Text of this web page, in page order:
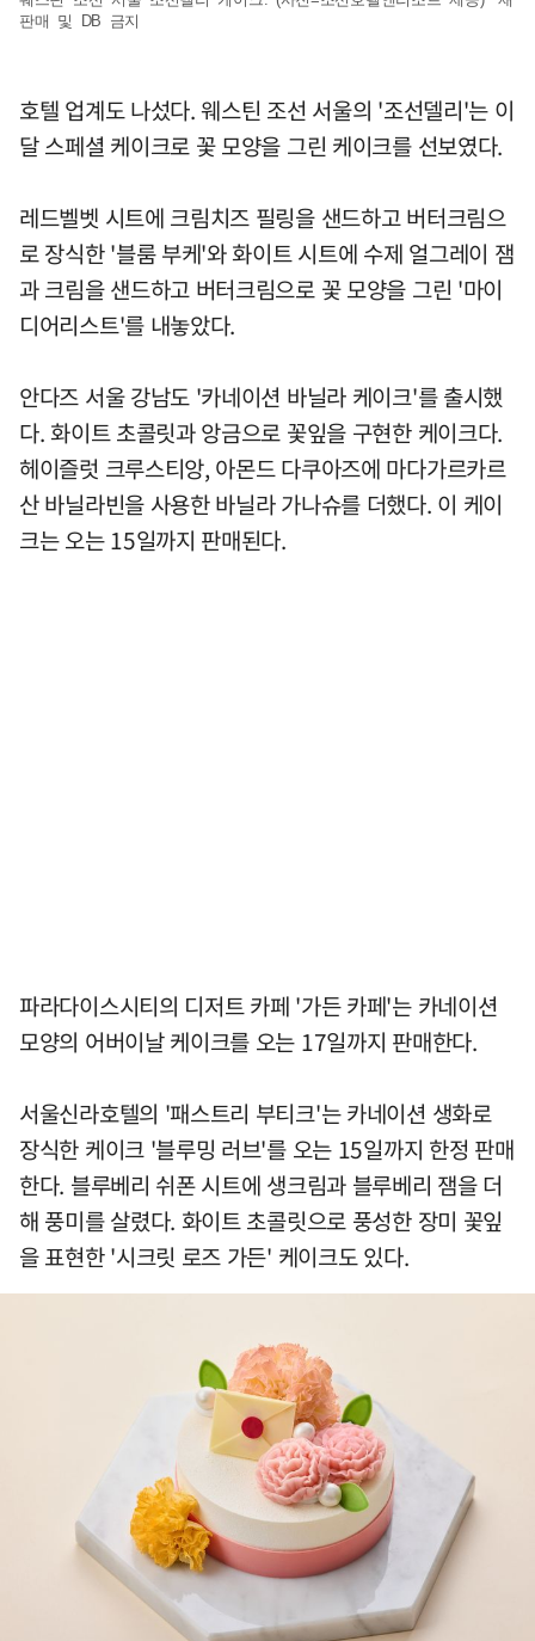
판매 및 DB 금지
호텔 업계도 나섰다. 웨스틴 조선 서울의 '조선델리'는 이
달 스페셜 케이크로 꽃 모양을 그린 케이크를 선보였다.
레드벨벳 시트에 크림치즈 필링을 샌드하고 버터크림으
로 장식한 '블룸 부케'와 화이트 시트에 수제 얼그레이 잼
과 크림을 샌드하고 버터크림으로 꽃 모양을 그린 '마이
디어리스트'를 내놓았다.
안다즈 서울 강남도 '카네이션 바닐라 케이크'를 출시했
다. 화이트 초콜릿과 앙금으로 꽃잎을 구현한 케이크다.
헤이즐럿 크루스티앙, 아몬드 다쿠아즈에 마다가르카르
산 바닐라빈을 사용한 바닐라 가나슈를 더했다. 이 케이
크는 오는 15일까지 판매된다.
파라다이스시티의 디저트 카페 '가든 카페'는 카네이션
모양의 어버이날 케이크를 오는 17일까지 판매한다.
서울신라호텔의 '패스트리 부티크'는 카네이션 생화로
장식한 케이크 '블루밍 러브'를 오는 15일까지 한정 판매
한다. 블루베리 쉬폰 시트에 생크림과 블루베리 잼을 더
해 풍미를 살렸다. 화이트 초콜릿으로 풍성한 장미 꽃잎
을 표현한 '시크릿 로즈 가든' 케이크도 있다.